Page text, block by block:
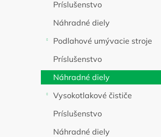
Príslušenstvo
Náhradné diely
Podlahové umývacie stroje
Príslušenstvo
Náhradné diely
Vysokotlakové čističe
Príslušenstvo
Náhradné diely